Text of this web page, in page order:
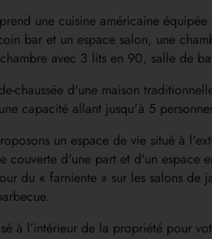
une cuisine américaine équipée
bar et un espace salon, une
avec 3 lits en 90, salle de
chaussée d'une maison
capacité allant jusqu'à 5
un espace de vie situé à
couverte d'une part et d'un espace
du « farniente » sur les salons de
à l’intérieur de la propriété pour